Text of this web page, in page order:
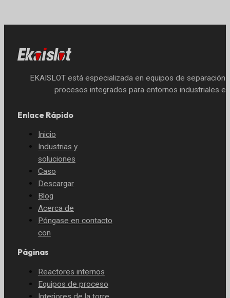
EKAISLOT está especializada en equipos de separación
procesos integrados para entornos industriales
Enlace Rápido
Inicio
Industrias y
soluciones
Caso
Descargar
Blog
Acerca de
Póngase en contacto
con
Páginas
Reactores internos
Equipos de proceso